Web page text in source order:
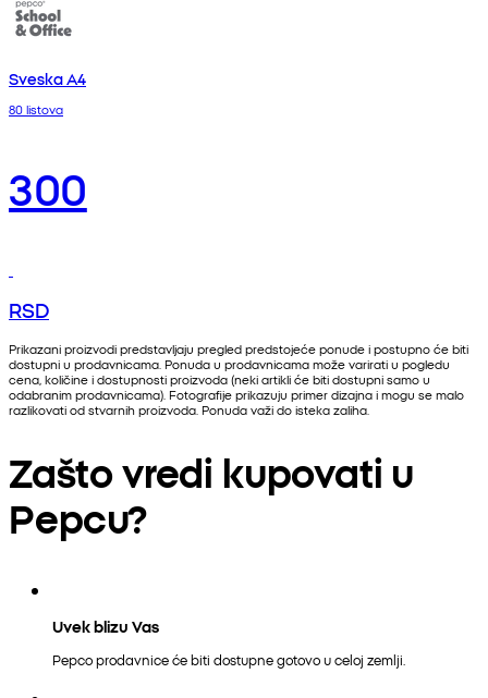
Sveska A4
80 listova
300
RSD
Prikazani proizvodi predstavljaju pregled predstojeće ponude i postupno će biti
dostupni u prodavnicama. Ponuda u prodavnicama može varirati u pogledu
cena, količine i dostupnosti proizvoda (neki artikli će biti dostupni samo u
odabranim prodavnicama). Fotografije prikazuju primer dizajna i mogu se malo
razlikovati od stvarnih proizvoda. Ponuda važi do isteka zaliha.
Zašto vredi kupovati u
Pepcu?
Uvek blizu Vas
Pepco prodavnice će biti dostupne gotovo u celoj zemlji.